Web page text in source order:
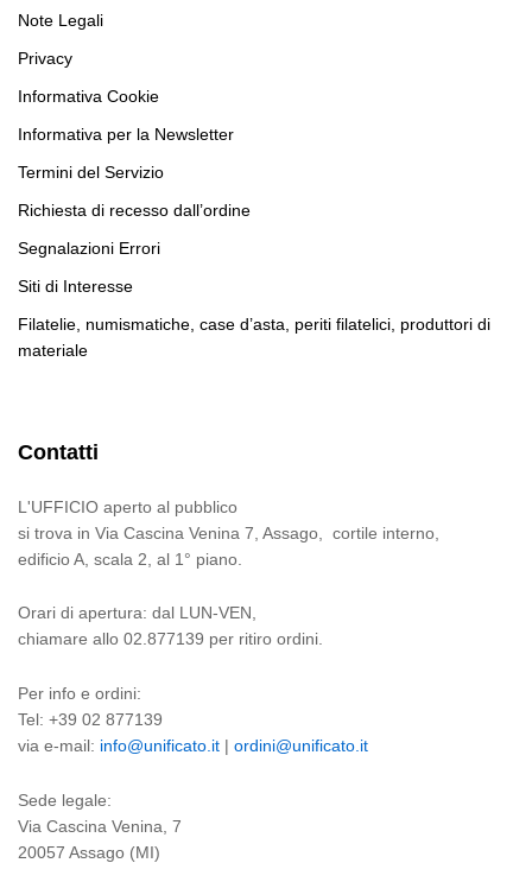
Note Legali
Privacy
Informativa Cookie
Informativa per la Newsletter
Termini del Servizio
Richiesta di recesso dall’ordine
Segnalazioni Errori
Siti di Interesse
Filatelie, numismatiche, case d’asta, periti filatelici, produttori di
materiale
Contatti
L'UFFICIO aperto al pubblico
si trova in Via Cascina Venina 7, Assago, cortile interno,
edificio A, scala 2, al 1° piano.
Orari di apertura: dal LUN-VEN,
chiamare allo 02.877139 per ritiro ordini.
Per info e ordini:
Tel: +39 02 877139
via e-mail: info@unificato.it | ordini@unificato.it
Sede legale:
Via Cascina Venina, 7
20057 Assago (MI)